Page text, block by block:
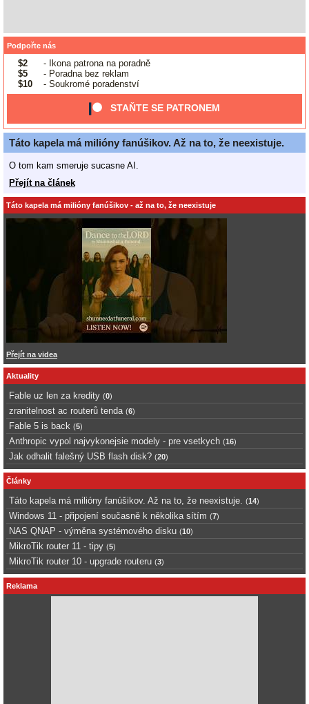
Podpořte nás
$2
- Ikona patrona na poradně
$5
- Poradna bez reklam
$10
- Soukromé poradenství
STAŇTE SE PATRONEM
Táto kapela má milióny fanúšikov. Až na to, že neexistuje.
O tom kam smeruje sucasne AI.
Přejít na článek
Táto kapela má milióny fanúšikov - až na to, že neexistuje
Přejít na videa
Aktuality
Fable uz len za kredity (0)
zranitelnost ac routerů tenda (6)
Fable 5 is back (5)
Anthropic vypol najvykonejsie modely - pre vsetkych (16)
Jak odhalit falešný USB flash disk? (20)
Články
Táto kapela má milióny fanúšikov. Až na to, že neexistuje. (14)
Windows 11 - připojení současně k několika sítím (7)
NAS QNAP - výměna systémového disku (10)
MikroTik router 11 - tipy (5)
MikroTik router 10 - upgrade routeru (3)
Reklama